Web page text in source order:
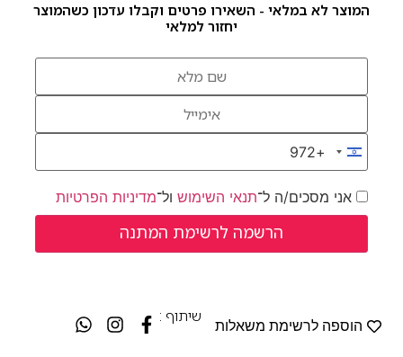
המוצר לא במלאי - השאירו פרטים וקבלו עדכון כשהמוצר
יחזור למלאי
Israel +972
+972
אני מסכים/ה ל־תנאי השימושול־מדיניות הפרטיות
הוספה לרשימת משאלות
שיתוף :